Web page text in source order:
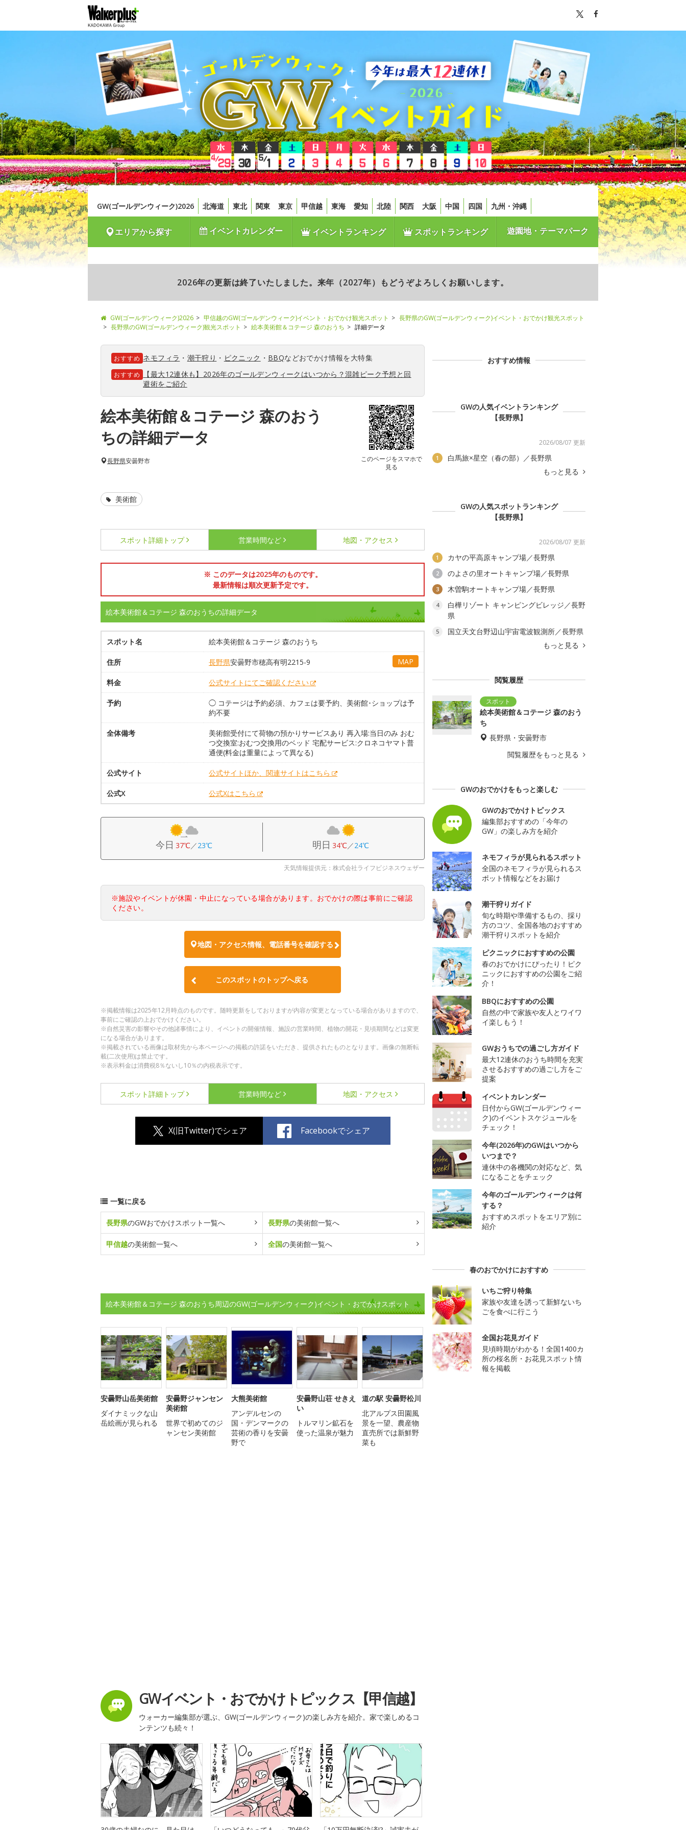
GW(ゴールデンウィーク)2026 北海道 東北 関東 東京 甲信越 東海 愛知 北陸 関西 大阪 中国 四国 九州・沖縄
エリアから探す イベントカレンダー イベントランキング スポットランキング 遊園地・テーマパーク
2026年の更新は終了いたしました。来年（2027年）もどうぞよろしくお願いします。
GW(ゴールデンウィーク)2026 甲信越のGW(ゴールデンウィーク)イベント・おでかけ観光スポット
長野県のGW(ゴールデンウィーク)イベント・おでかけ観光スポット
長野県のGW(ゴールデンウィーク)観光スポット
絵本美術館＆コテージ 森のおうち 詳細データ
おすすめ ネモフィラ ・ 潮干狩り ・ ピクニック ・ BBQなどおでかけ情報を大特集
おすすめ
【最大12連休も】2026年のゴールデンウィークはいつから？混雑ピーク予想と回
避術をご紹介
絵本美術館＆コテージ 森のおう
ちの詳細データ
このページをスマホで
見る
長野県安曇野市
美術館
スポット詳細 トップ 営業時間など 地図・アクセス
※ このデータは2025年のものです。
最新情報は順次更新予定です。
絵本美術館＆コテージ 森のおうちの詳細データ
スポット名 絵本美術館＆コテージ 森のおうち
住所 長野県安曇野市穂高有明2215-9 MAP
料金 公式サイトにてご確認ください
予約
◯ コテージは予約必須、カフェは要予約、美術館･ショップは予
約不要
全体備考
美術館受付にて荷物の預かりサービスあり 再入場:当日のみ おむ
つ交換室:おむつ交換用のベッド 宅配サービス:クロネコヤマト普
通便(料金は重量によって異なる)
公式サイト 公式サイトほか、関連サイトはこちら
公式X 公式Xはこちら
今日 37℃／23℃ 明日 34℃／24℃
天気情報提供元：株式会社ライフビジネスウェザー
※施設やイベントが休園・中止になっている場合があります。おでかけの際は事前にご確認
ください。
地図・アクセス情報、電話番号を確認する
このスポットのトップへ戻る
※掲載情報は2025年12月時点のものです。随時更新をしておりますが内容が変更となっている場合がありますので、
事前にご確認の上おでかけください。
※自然災害の影響やその他諸事情により、イベントの開催情報、施設の営業時間、植物の開花・見頃期間などは変更
になる場合があります。
※掲載されている画像は取材先から本ページへの掲載の許諾をいただき、提供されたものとなります。画像の無断転
載(二次使用)は禁止です。
※表示料金は消費税8％ないし10％の内税表示です。
スポット詳細 トップ 営業時間など 地図・アクセス
X(旧Twitter)でシェア Facebookでシェア
一覧に戻る
長野県のGWおでかけスポット一覧へ 長野県の美術館一覧へ
甲信越の美術館一覧へ 全国の美術館一覧へ
絵本美術館＆コテージ 森のおうち周辺のGW(ゴールデンウィーク)イベント・おでかけスポット
安曇野山岳美術館
ダイナミックな山
岳絵画が見られる
安曇野ジャンセン
美術館
世界で初めてのジ
ャンセン美術館
大熊美術館
アンデルセンの
国・デンマークの
芸術の香りを安曇
野で
安曇野山荘 せきえ
い
トルマリン鉱石を
使った温泉が魅力
道の駅 安曇野松川
北アルプス田園風
景を一望、農産物
直売所では新鮮野
菜も
GWイベント・おでかけトピックス【甲信越】
ウォーカー編集部が選ぶ、GW(ゴールデンウィーク)の楽しみ方を紹介。家で楽しめるコ
ンテンツも続々！
おすすめ情報
GWの人気イベントランキング
【長野県】
2026/08/07 更新
1
白馬旅×星空（春の部）／長野県
もっと見る
GWの人気スポットランキング
【長野県】
2026/08/07 更新
1 カヤの平高原キャンプ場／長野県
2 のよさの里オートキャンプ場／長野県
3 木曽駒オートキャンプ場／長野県
4
白樺リゾート キャンピングビレッジ／長野
県
5
国立天文台野辺山宇宙電波観測所／長野県
もっと見る
閲覧履歴
絵本美術館＆コテージ 森のおう
ち
長野県・安曇野市
閲覧履歴をもっと見る
GWのおでかけをもっと楽しむ
GWのおでかけトピックス
編集部おすすめの「今年の
GW」の楽しみ方を紹介
ネモフィラが見られるスポット
全国のネモフィラが見られるス
ポット情報などをお届け
潮干狩りガイド
旬な時期や準備するもの、採り
方のコツ、全国各地のおすすめ
潮干狩りスポットを紹介
ピクニックにおすすめの公園
春のおでかけにぴったり！ピク
ニックにおすすめの公園をご紹
介！
BBQにおすすめの公園
自然の中で家族や友人とワイワ
イ楽しもう！
GWおうちでの過ごし方ガイド
最大12連休のおうち時間を充実
させるおすすめの過ごし方をご
提案
イベントカレンダー
日付からGW(ゴールデンウィー
ク)のイベントスケジュールを
チェック！
今年(2026年)のGWはいつから
いつまで？
連休中の各機関の対応など、気
になることをチェック
今年のゴールデンウィークは何
する？
おすすめスポットをエリア別に
紹介
春のおでかけにおすすめ
いちご狩り特集
家族や友達を誘って新鮮ないち
ごを食べに行こう
全国お花見ガイド
見頃時期がわかる！全国1400カ
所の桜名所・お花見スポット情
報を掲載